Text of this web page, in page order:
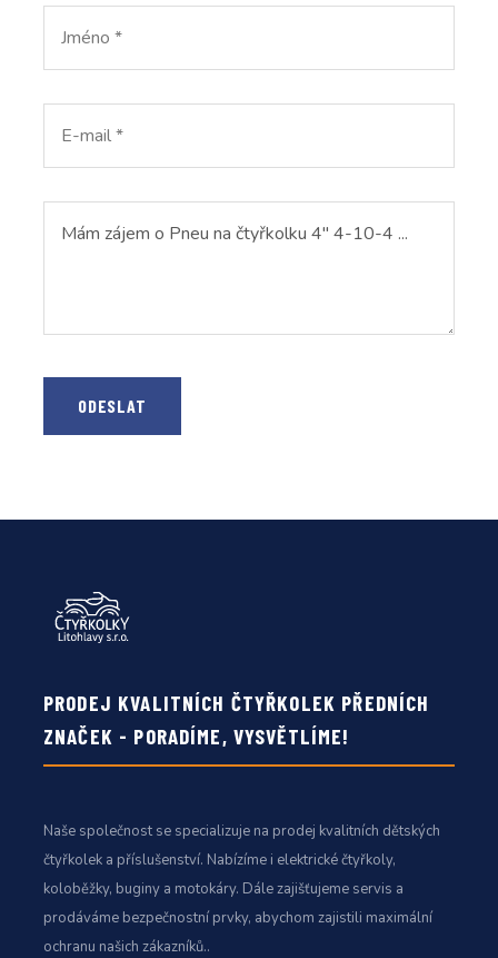
ODESLAT
PRODEJ KVALITNÍCH ČTYŘKOLEK PŘEDNÍCH
ZNAČEK - PORADÍME, VYSVĚTLÍME!
Naše společnost se specializuje na prodej kvalitních dětských
čtyřkolek a příslušenství. Nabízíme i elektrické čtyřkoly,
koloběžky, buginy a motokáry. Dále zajišťujeme servis a
prodáváme bezpečnostní prvky, abychom zajistili maximální
ochranu našich zákazníků..